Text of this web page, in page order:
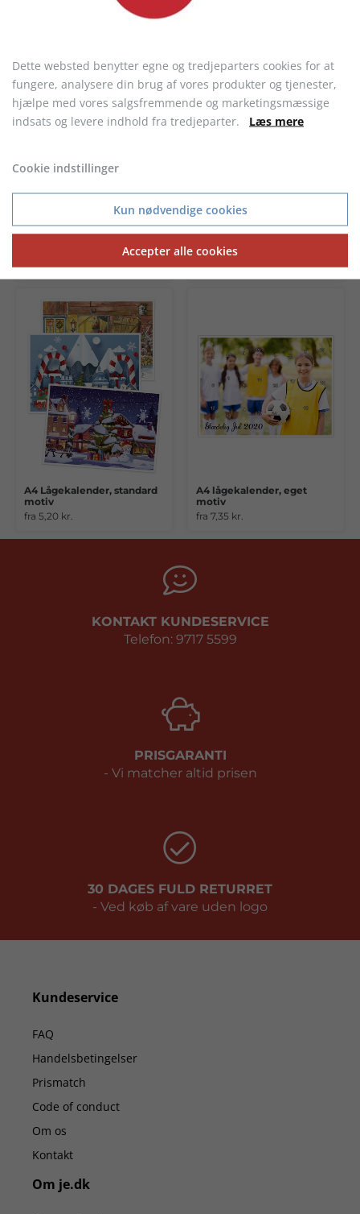
1.900,00 kr. 1.700,00 kr.
A4 Lågekalender, standard
motiv
fra 5,20 kr.
A4 lågekalender, eget
motiv
fra 7,35 kr.
KONTAKT KUNDESERVICE
Telefon: 9717 5599
PRISGARANTI
- Vi matcher altid prisen
30 DAGES FULD RETURRET
- Ved køb af vare uden logo
Kundeservice
FAQ
Handelsbetingelser
Prismatch
Code of conduct
Om os
Kontakt
Om je.dk
Dette websted benytter egne og tredjeparters cookies for at
fungere, analysere din brug af vores produkter og tjenester,
hjælpe med vores salgsfremmende og marketingsmæssige
indsats og levere indhold fra tredjeparter. Læs mere
Cookie indstillinger
Kun nødvendige cookies
Accepter alle cookies